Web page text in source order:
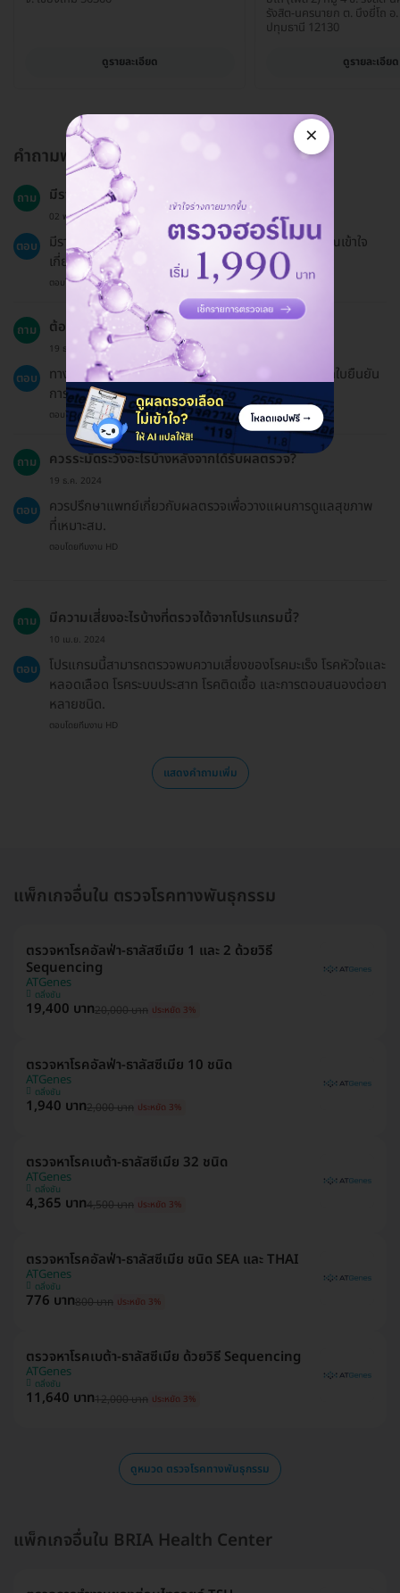
ดูรายละเอียด
รังสิต-นครนายก ต. บึงยี่โถ
ปทุมธานี 12130
ดูรายละเอียด
คำถามพบบ่อย
ถาม มีรายชื่อยาที่ตรวจสอบได้ในโปรแกรมนี้ไหม?
02 พ.ย. 2023
ตอบ
มีรายชื่อยาที่สามารถตรวจสอบได้ในโปรแกรมนี้เพื่อให้คุณเข้าใจ
เกี่ยวกับการตอบสนองต่อยา.
ตอบโดยทีมงาน HD
ถาม ต้องการใบเสร็จสามารถขอได้หรือไม่?
19 ธ.ค. 2024
ตอบ
ทาง HDmall ไม่สามารถออกใบเสร็จได้ แต่สามารถออกใบยืนยัน
การชำระเงินได้.
ตอบโดยทีมงาน HD
ถาม ควรระมัดระวังอะไรบ้างหลังจากได้รับผลตรวจ?
19 ธ.ค. 2024
ตอบ
ควรปรึกษาแพทย์เกี่ยวกับผลตรวจเพื่อวางแผนการดูแลสุขภาพ
ที่เหมาะสม.
ตอบโดยทีมงาน HD
ถาม มีความเสี่ยงอะไรบ้างที่ตรวจได้จากโปรแกรมนี้?
10 เม.ย. 2024
ตอบ
โปรแกรมนี้สามารถตรวจพบความเสี่ยงของโรคมะเร็ง โรคหัวใจและ
หลอดเลือด โรคระบบประสาท โรคติดเชื้อ และการตอบสนองต่อยา
หลายชนิด.
ตอบโดยทีมงาน HD
แสดงคำถามเพิ่ม
แพ็กเกจอื่นใน ตรวจโรคทางพันธุกรรม
ตรวจหาโรคอัลฟ่า-ธาลัสซีเมีย 1 และ 2 ด้วยวิธี
Sequencing
ATGenes
ตลิ่งชัน
19,400 บาท20,000 บาท ประหยัด 3%
ตรวจหาโรคอัลฟ่า-ธาลัสซีเมีย 10 ชนิด
ATGenes
ตลิ่งชัน
1,940 บาท2,000 บาท ประหยัด 3%
ตรวจหาโรคเบต้า-ธาลัสซีเมีย 32 ชนิด
ATGenes
ตลิ่งชัน
4,365 บาท4,500 บาท ประหยัด 3%
ตรวจหาโรคอัลฟ่า-ธาลัสซีเมีย ชนิด SEA และ THAI
ATGenes
ตลิ่งชัน
776 บาท800 บาท ประหยัด 3%
ตรวจหาโรคเบต้า-ธาลัสซีเมีย ด้วยวิธี Sequencing
ATGenes
ตลิ่งชัน
11,640 บาท12,000 บาท ประหยัด 3%
ดูหมวด ตรวจโรคทางพันธุกรรม
แพ็กเกจอื่นใน BRIA Health Center
×